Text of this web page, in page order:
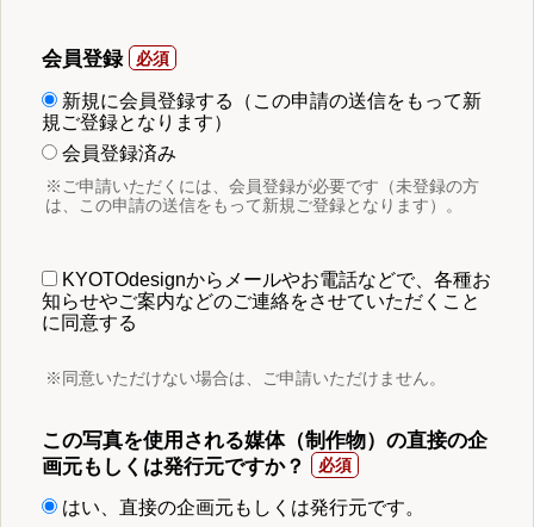
会員登録
新規に会員登録する（この申請の送信をもって新
規ご登録となります）
会員登録済み
※ご申請いただくには、会員登録が必要です（未登録の方
は、この申請の送信をもって新規ご登録となります）。
KYOTOdesignからメールやお電話などで、各種お
知らせやご案内などのご連絡をさせていただくこと
に同意する
※同意いただけない場合は、ご申請いただけません。
この写真を使用される媒体（制作物）の直接の企
画元もしくは発行元ですか？
はい、直接の企画元もしくは発行元です。